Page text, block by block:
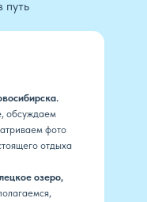
путь
обсуждаем
фото
отдыха
озеро,